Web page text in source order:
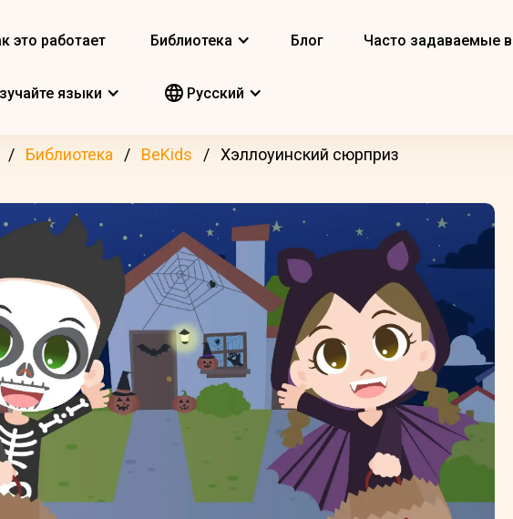
это работает Библиотека Блог Часто задаваемые
языки Pусский
Библиотека BeKids Хэллоуинский сюрприз